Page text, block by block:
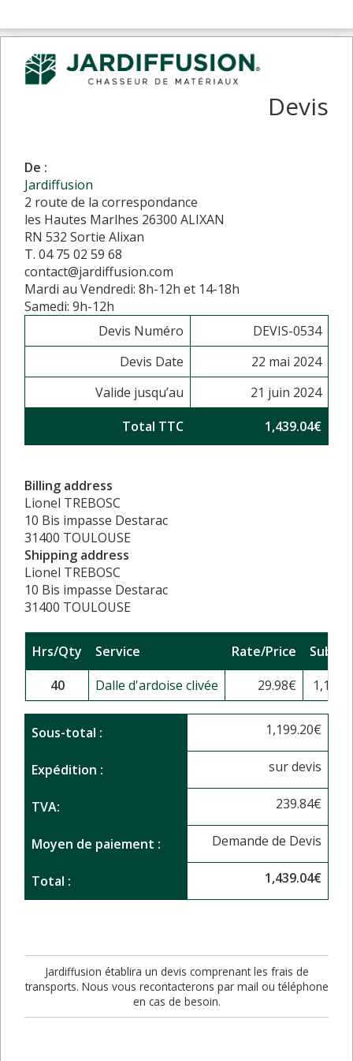
Devis
De :
Jardiffusion
2 route de la correspondance
les Hautes Marlhes 26300 ALIXAN
RN 532 Sortie Alixan
T. 04 75 02 59 68
contact@jardiffusion.com
Mardi au Vendredi: 8h-12h et 14-18h
Samedi: 9h-12h
Devis Numéro
DEVIS-0534
Devis Date
22 mai 2024
Valide jusqu’au
21 juin 2024
Total TTC
1,439.04€
Billing address
Lionel TREBOSC
10 Bis impasse Destarac
31400 TOULOUSE
Shipping address
Lionel TREBOSC
10 Bis impasse Destarac
31400 TOULOUSE
Hrs/Qty Service Rate/Price
Sub
40
Dalle d'ardoise clivée 29.98€
Sous-total : 1,199.20€
Expédition : sur devis
TVA: 239.84€
Moyen de paiement : Demande de Devis
Total : 1,439.04€
Jardiffusion établira un devis comprenant les frais de
transports. Nous vous recontacterons par mail ou téléphone
en cas de besoin.